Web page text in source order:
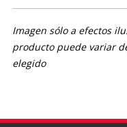
Imagen sólo a efectos
producto puede variar
elegido